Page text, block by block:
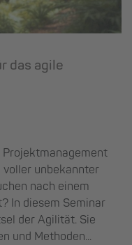
das agile
Projektmanagement
unbekannter
nach einem
In diesem Seminar
der Agilität. Sie
und Methoden...